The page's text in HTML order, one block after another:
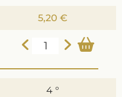
5,20 €
4 °